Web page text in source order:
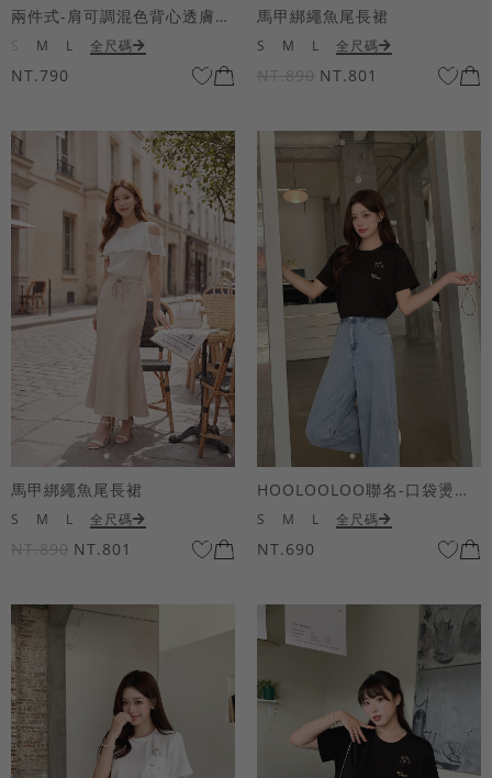
兩件式-肩可調混色背心透膚上衣套組
M L 全尺碼
NT.790
馬甲綁繩魚尾長裙
S M L 全尺碼
NT.890 NT.801
馬甲綁繩魚尾長裙
S M L 全尺碼
NT.890 NT.801
HOOLOOLOO聯名-口袋燙金KUKU熊短袖上衣
S M L 全尺碼
NT.690